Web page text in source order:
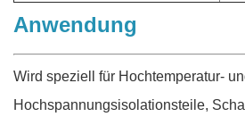
Anwendung
Wird speziell für Hochtemperatur-
Hochspannungsisolationsteile,